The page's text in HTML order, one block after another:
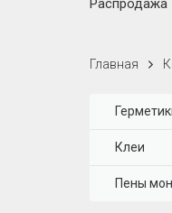
Распродажа
Главная
Клеи
Пены